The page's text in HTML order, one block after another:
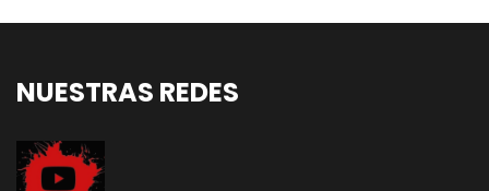
NUESTRAS REDES